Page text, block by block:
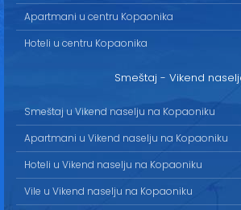
Apartmani u centru Kopaonika
Hoteli u centru Kopaonika
Smeštaj - Vikend
Smeštaj u Vikend naselju na Kopaoniku
Apartmani u Vikend naselju na Kopaoniku
Hoteli u Vikend naselju na Kopaoniku
Vile u Vikend naselju na Kopaoniku